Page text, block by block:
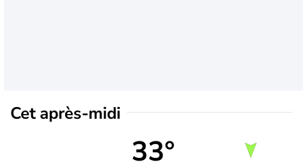
Cet après-midi
33°